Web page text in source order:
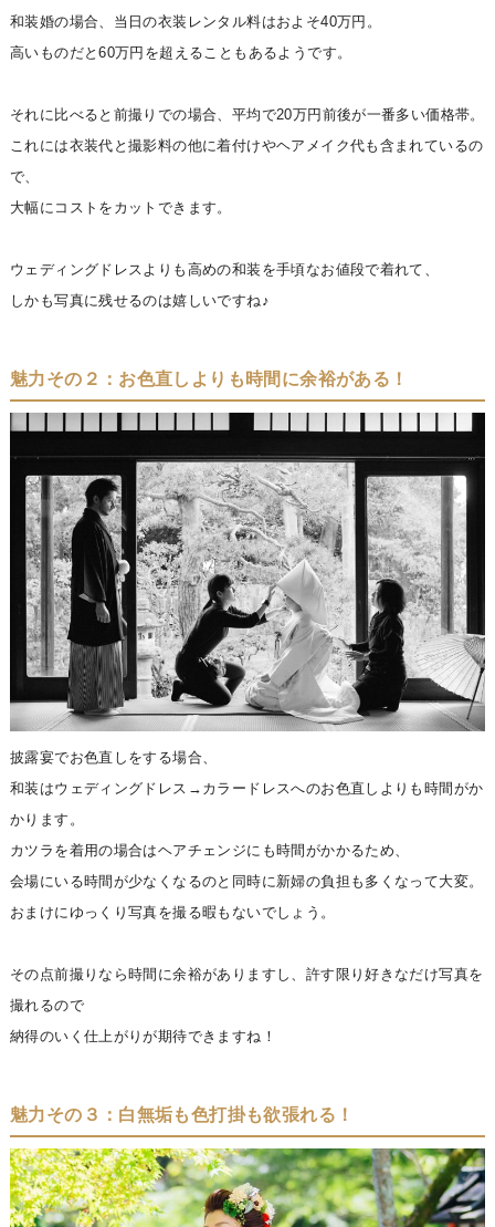
和装婚の場合、当日の衣装レンタル料はおよそ40万円。
高いものだと60万円を超えることもあるようです。
それに比べると前撮りでの場合、平均で20万円前後が一番多い価格帯。
これには衣装代と撮影料の他に着付けやヘアメイク代も含まれているの
で、
大幅にコストをカットできます。
ウェディングドレスよりも高めの和装を手頃なお値段で着れて、
しかも写真に残せるのは嬉しいですね♪
魅力その２：お色直しよりも時間に余裕がある！
披露宴でお色直しをする場合、
和装はウェディングドレス→カラードレスへのお色直しよりも時間がか
かります。
カツラを着用の場合はヘアチェンジにも時間がかかるため、
会場にいる時間が少なくなるのと同時に新婦の負担も多くなって大変。
おまけにゆっくり写真を撮る暇もないでしょう。
その点前撮りなら時間に余裕がありますし、許す限り好きなだけ写真を
撮れるので
納得のいく仕上がりが期待できますね！
魅力その３：白無垢も色打掛も欲張れる！